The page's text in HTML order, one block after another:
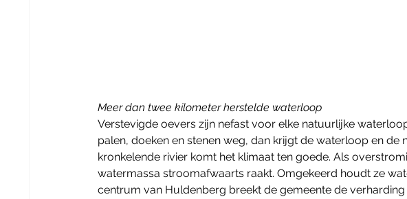
Meer dan twee kilometer herstelde waterloop
Verstevigde oevers zijn nefast voor elke natuurlijke
palen, doeken en stenen weg, dan krijgt de waterloop en de
kronkelende rivier komt het klimaat ten goede. Als
watermassa stroomafwaarts raakt. Omgekeerd houdt ze
centrum van Huldenberg breekt de gemeente de